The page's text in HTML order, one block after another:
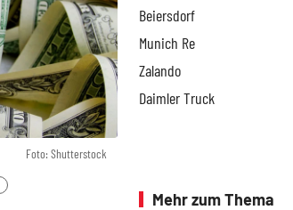
Foto: Shutterstock
Beiersdorf
Munich Re
Zalando
Daimler Truck
Mehr zum Thema